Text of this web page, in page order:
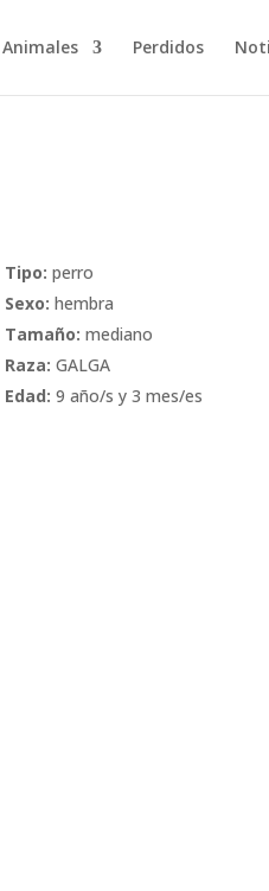
Animales Perdidos
Tipo: perro
Sexo: hembra
Tamaño: mediano
Raza: GALGA
Edad: 9 año/s y 3 mes/es